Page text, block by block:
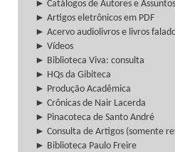
► Catálogos de Autores e Assuntos
► Artigos eletrônicos em PDF
► Acervo audiolivros e livros
► Vídeos
► Biblioteca Viva: consulta
► HQs da Gibiteca
► Produção Acadêmica
► Crônicas de Nair Lacerda
► Pinacoteca de Santo André
► Consulta de Artigos (somente
► Biblioteca Paulo Freire